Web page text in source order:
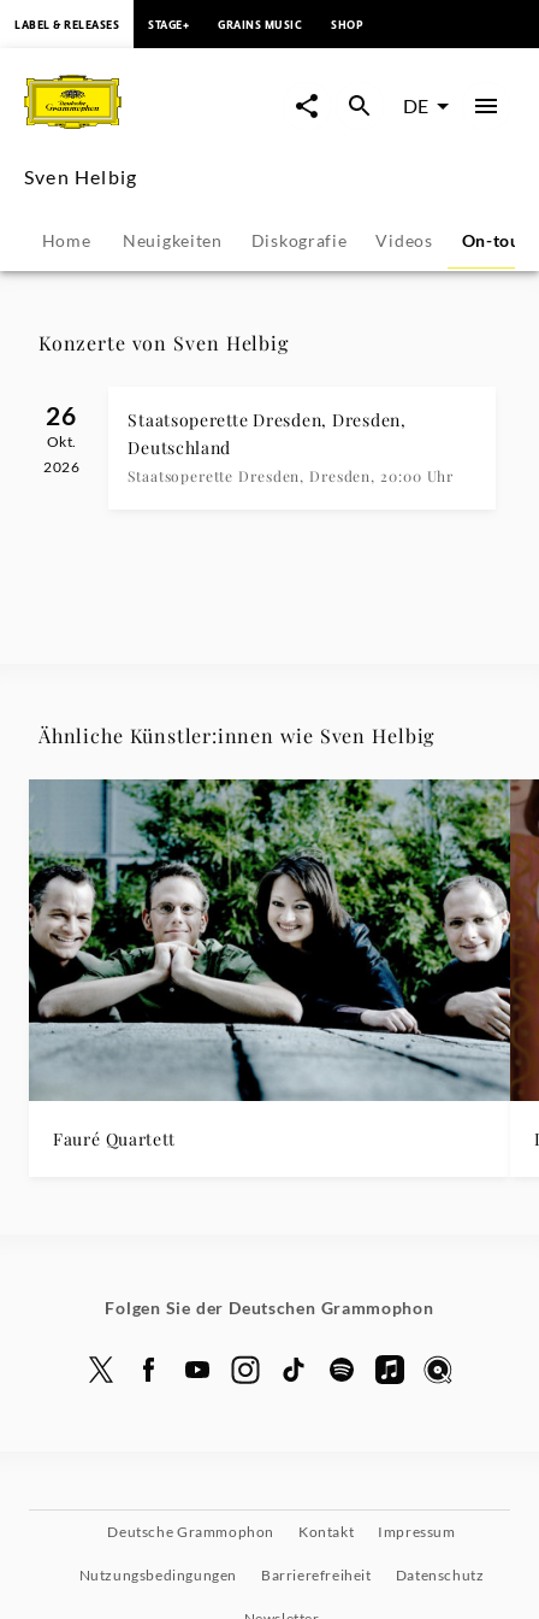
Helbig
Konzerte
&
Veranstaltungen
Deutsche
LABEL & RELEASES STAGE+ GRAINS MUSIC SHOP
DE
Sven Helbig
Home Neuigkeiten Diskografie Videos On-tour
Konzerte von Sven Helbig
26
Okt.
2026
Staatsoperette Dresden, Dresden,
Deutschland
Staatsoperette Dresden, Dresden, 20:00 Uhr
Ähnliche Künstler:innen wie Sven Helbig
Fauré Quartett
Folgen Sie der Deutschen Grammophon
Deutsche Grammophon Kontakt Impressum
Nutzungsbedingungen Barrierefreiheit Datenschutz